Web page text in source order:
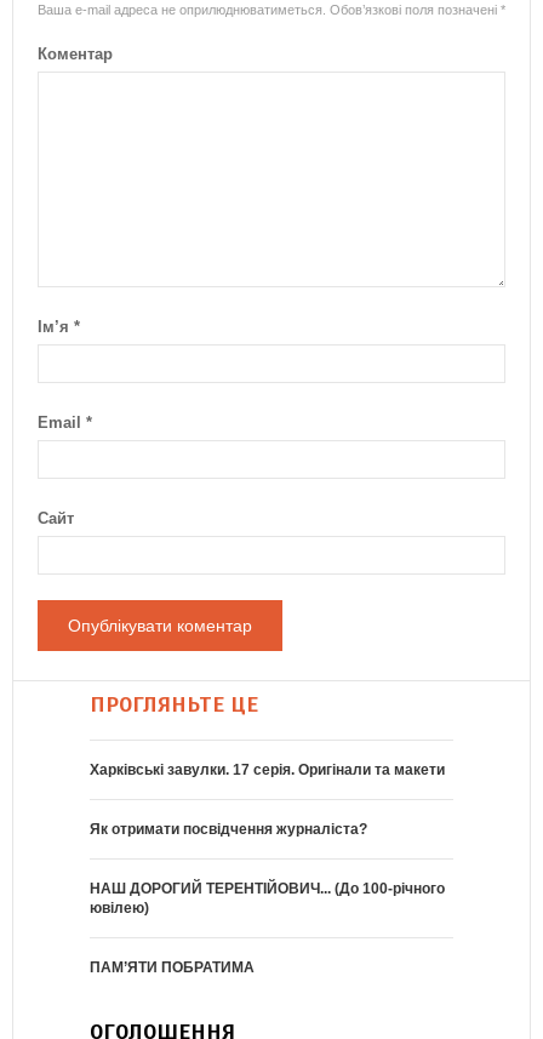
Ваша e-mail адреса не оприлюднюватиметься. Обов’язкові поля позначені *
Коментар
Ім’я *
Email *
Сайт
ПРОГЛЯНЬТЕ ЦЕ
Харківські завулки. 17 серія. Оригінали та макети
Як отримати посвідчення журналіста?
НАШ ДОРОГИЙ ТЕРЕНТІЙОВИЧ... (До 100-річного
ювілею)
ПАМ’ЯТИ ПОБРАТИМА
ОГОЛОШЕННЯ